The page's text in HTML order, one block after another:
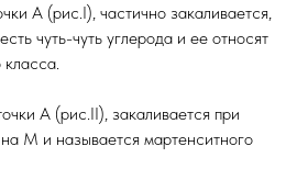
А (рис.I), частично закаливается,
чуть-чуть углерода и ее относят
класса.
А (рис.II), закаливается при
М и называется мартенситного